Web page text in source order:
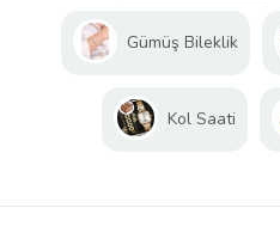
Gümüş Bileklik
Kol Saati